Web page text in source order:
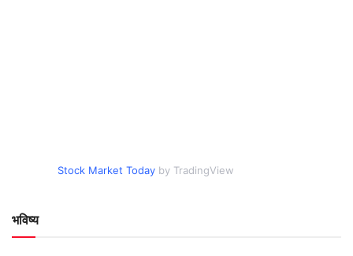
Stock Market Today by TradingView
भविष्य